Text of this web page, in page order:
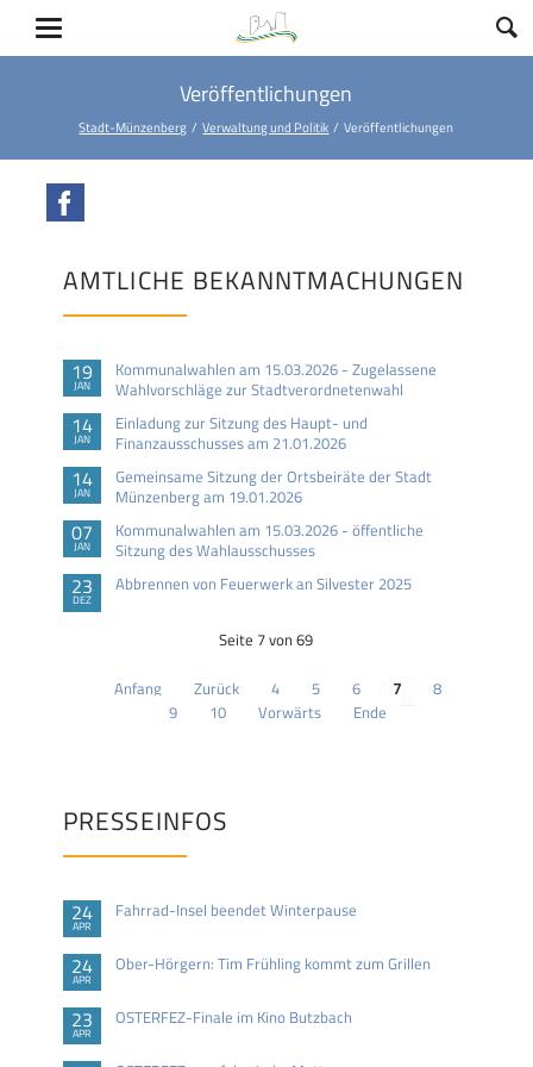
Veröffentlichungen
Stadt-Münzenberg Verwaltung und Politik Veröffentlichungen
AMTLICHE BEKANNTMACHUNGEN
19
JAN
Kommunalwahlen am 15.03.2026 - Zugelassene
Wahlvorschläge zur Stadtverordnetenwahl
14
JAN
Einladung zur Sitzung des Haupt- und
Finanzausschusses am 21.01.2026
14
JAN
Gemeinsame Sitzung der Ortsbeiräte der Stadt
Münzenberg am 19.01.2026
07
JAN
Kommunalwahlen am 15.03.2026 - öffentliche
Sitzung des Wahlausschusses
23
DEZ
Abbrennen von Feuerwerk an Silvester 2025
Seite 7 von 69
Anfang Zurück 4 5 6 7
8
9
10 Vorwärts Ende
PRESSEINFOS
24
APR
Fahrrad-Insel beendet Winterpause
24
APR
Ober-Hörgern: Tim Frühling kommt zum Grillen
23
APR
OSTERFEZ-Finale im Kino Butzbach